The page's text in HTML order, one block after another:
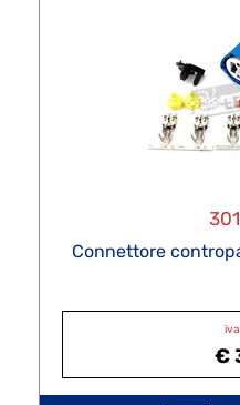
Connettore
€